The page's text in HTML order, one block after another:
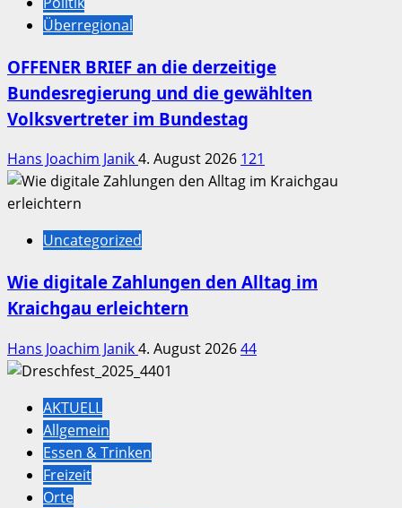
Überregional
OFFENER BRIEF an die derzeitige
Bundesregierung und die gewählten
Volksvertreter im Bundestag
Hans Joachim Janik4. August 2026 121
Uncategorized
Wie digitale Zahlungen den Alltag im
Kraichgau erleichtern
Hans Joachim Janik4. August 202644
AKTUELL
Allgemein
Essen & Trinken
Freizeit
Orte